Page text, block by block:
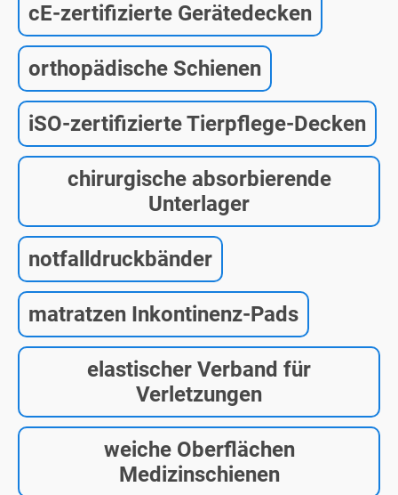
cE-zertifizierte Gerätedecken
orthopädische Schienen
iSO-zertifizierte Tierpflege-Decken
chirurgische absorbierende
Unterlager
notfalldruckbänder
matratzen Inkontinenz-Pads
elastischer Verband für
Verletzungen
weiche Oberflächen
Medizinschienen